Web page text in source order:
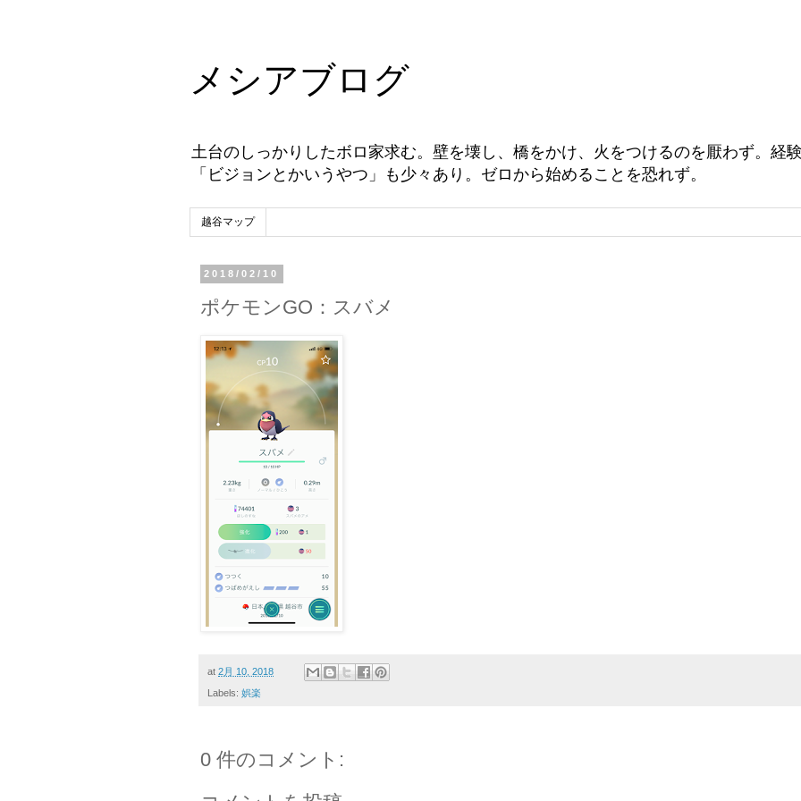
メシアブログ
土台のしっかりしたボロ家求む。壁を壊し、橋をかけ、火をつけるのを厭わず。経
「ビジョンとかいうやつ」も少々あり。ゼロから始めることを恐れず。
越谷マップ
2018/02/10
ポケモンGO：スバメ
at 2月 10, 2018
Labels: 娯楽
0 件のコメント: